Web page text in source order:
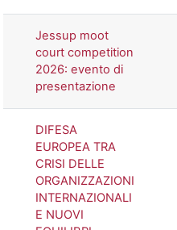
Jessup moot
court competition
2026: evento di
presentazione
DIFESA
EUROPEA TRA
CRISI DELLE
ORGANIZZAZIONI
INTERNAZIONALI
E NUOVI